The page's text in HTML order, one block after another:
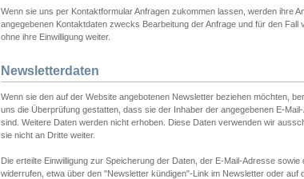
Wenn sie uns per Kontaktformular Anfragen zukommen lassen, werden ihre
angegebenen Kontaktdaten zwecks Bearbeitung der Anfrage und für den
ohne ihre Einwilligung weiter.
Newsletterdaten
Wenn sie den auf der Website angebotenen Newsletter beziehen möchten,
uns die Überprüfung gestatten, dass sie der Inhaber der angegebenen E-
sind. Weitere Daten werden nicht erhoben. Diese Daten verwenden wir
sie nicht an Dritte weiter.
Die erteilte Einwilligung zur Speicherung der Daten, der E-Mail-Adresse
widerrufen, etwa über den "Newsletter kündigen"-Link im Newsletter oder auf